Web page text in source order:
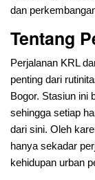
dan
Tentang
Perjalanan KRL
penting dari
Bogor. Stasiun ini
sehingga setiap
dari sini. Oleh
hanya sekadar
kehidupan urban